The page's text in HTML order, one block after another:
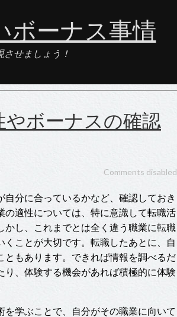
ボーナス事情
せましょう！
ボーナスの確認
Comments disabled
分に合っているかなど、確認しておき
適性については、特に意識して転職活
し、これまでとは全く違う職業に転職
ことが大切です。転職したあとに、自
もあります。できれば情報を調べるだ
、体験する機会があれば積極的に体験
学ぶことで、自分がその職業に向いて